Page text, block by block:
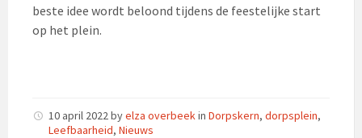
beste idee wordt beloond tijdens de feestelijke start
op het plein.
10 april 2022 byelza overbeek in Dorpskern, dorpsplein,
Leefbaarheid, Nieuws